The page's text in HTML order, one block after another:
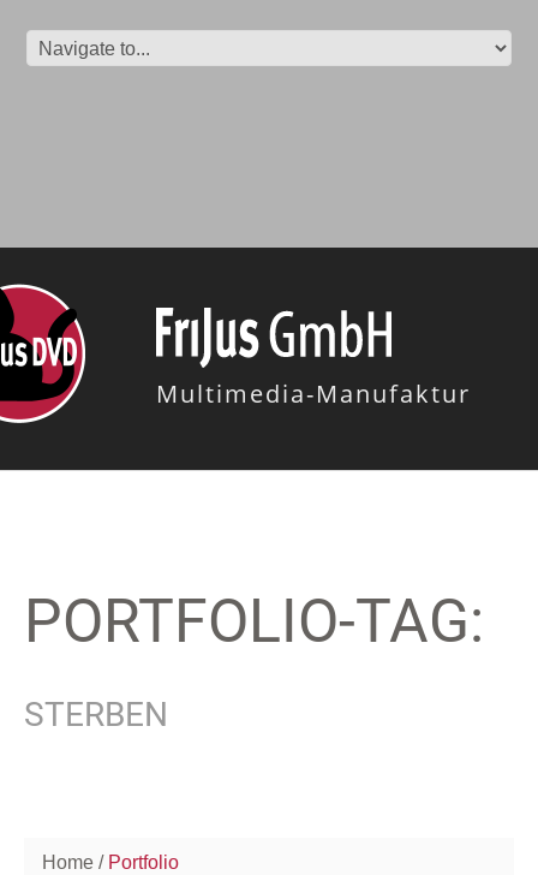
Multimedia-Manufaktur
PORTFOLIO-TAG:
STERBEN
Home Portfolio